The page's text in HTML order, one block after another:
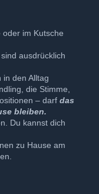
im Kutsche
ausdrücklich
in den Alltag
die Stimme,
– darf das
bleiben.
Du kannst dich
zu Hause am